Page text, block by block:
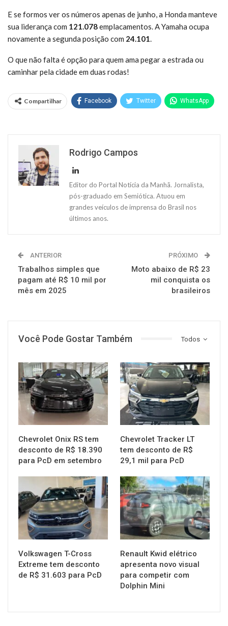
E se formos ver os números apenas de junho, a Honda manteve
sua liderança com 121.078emplacamentos. A Yamaha ocupa
novamente a segunda posição com 24.101.
O que não falta é opção para quem ama pegar a estrada ou
caminhar pela cidade em duas rodas!
Compartilhar Facebook Twitter WhatsApp
Rodrigo Campos
Editor do Portal Notícia da Manhã. Jornalista,
pós-graduado em Semiótica. Atuou em
grandes veículos de imprensa do Brasil nos
últimos anos.
ANTERIOR
Trabalhos simples que
pagam até R$ 10 mil por
mês em 2025
PRÓXIMO
Moto abaixo de R$ 23
mil conquista os
brasileiros
Todos
Você Pode Gostar Também
MUNDO AUTOMOTIVO
Chevrolet Onix RS tem
desconto de R$ 18.390
para PcD em setembro
MUNDO AUTOMOTIVO
Chevrolet Tracker LT
tem desconto de R$
29,1 mil para PcD
MUNDO AUTOMOTIVO
Volkswagen T-Cross
Extreme tem desconto
de R$ 31.603 para PcD
MUNDO AUTOMOTIVO
Renault Kwid elétrico
apresenta novo visual
para competir com
Dolphin Mini